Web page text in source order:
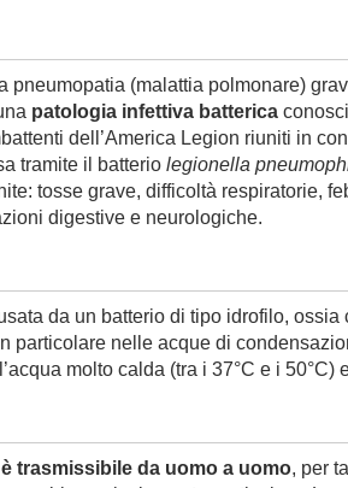
pneumopatia (malattia polmonare)
patologia infettiva batterica
dell’America Legion riuniti in
tramite il batterio legionella
tosse grave, difficoltà respiratorie,
digestive e neurologiche.
da un batterio di tipo idrofilo, ossia
particolare nelle acque di
molto calda (tra i 37°C e i 50°C)
trasmissibile da uomo a uomo, per